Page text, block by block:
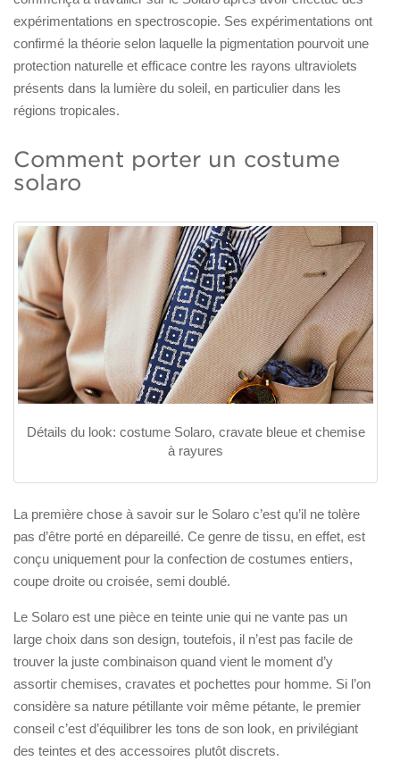
expérimentations en spectroscopie. Ses expérimentations ont
confirmé la théorie selon laquelle la pigmentation pourvoit une
protection naturelle et efficace contre les rayons ultraviolets
présents dans la lumière du soleil, en particulier dans les
régions tropicales.
Comment porter un costume
solaro
Détails du look: costume Solaro, cravate bleue et chemise
à rayures
La première chose à savoir sur le Solaro c’est qu’il ne tolère
pas d’être porté en dépareillé. Ce genre de tissu, en effet, est
conçu uniquement pour la confection de costumes entiers,
coupe droite ou croisée, semi doublé.
Le Solaro est une pièce en teinte unie qui ne vante pas un
large choix dans son design, toutefois, il n’est pas facile de
trouver la juste combinaison quand vient le moment d’y
assortir chemises, cravates et pochettes pour homme. Si l’on
considère sa nature pétillante voir même pétante, le premier
conseil c’est d’équilibrer les tons de son look, en privilégiant
des teintes et des accessoires plutôt discrets.